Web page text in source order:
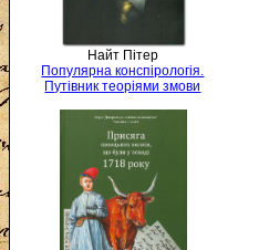
Найт Пітер
Популярна конспірологія.
Путівник теоріями змови